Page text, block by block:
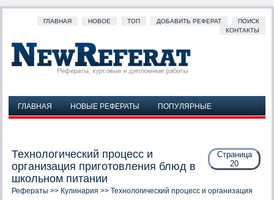
ГЛАВНАЯ НОВОЕ ТОП ДОБАВИТЬ РЕФЕРАТ
ПОИСК
КОНТАКТЫ
ГЛАВНАЯ НОВЫЕ РЕФЕРАТЫ
ПОПУЛЯРНЫЕ
Страница
20
Технологический процесс и
организация приготовления блюд в
школьном питании
Рефераты >> Кулинария >> Технологический процесс и организация